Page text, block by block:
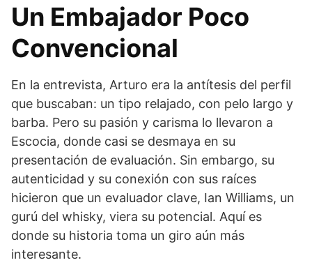
Un Embajador Poco
Convencional
En la entrevista, Arturo era la antítesis del perfil
que buscaban: un tipo relajado, con pelo largo y
barba. Pero su pasión y carisma lo llevaron a
Escocia, donde casi se desmaya en su
presentación de evaluación. Sin embargo, su
autenticidad y su conexión con sus raíces
hicieron que un evaluador clave, Ian Williams, un
gurú del whisky, viera su potencial. Aquí es
donde su historia toma un giro aún más
interesante.